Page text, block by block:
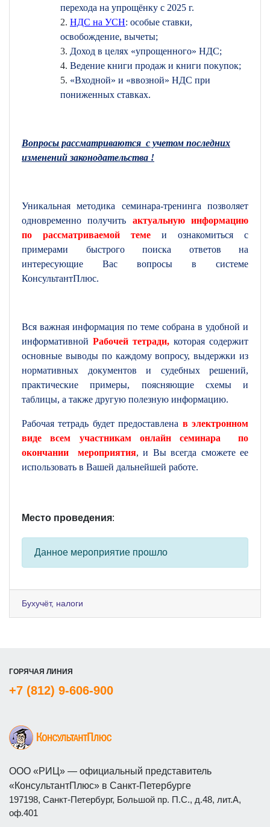
перехода на упрощёнку с 2025 г.
НДС на УСН: особые ставки,
освобождение, вычеты;
Доход в целях «упрощенного» НДС;
Ведение книги продаж и книги покупок;
«Входной» и «ввозной» НДС при
пониженных ставках.
Вопросы рассматриваются с учетом последних
изменений законодательства !
Уникальная методика семинара-тренинга позволяет
одновременно получить актуальную информацию
по рассматриваемой теме и ознакомиться с
примерами быстрого поиска ответов на
интересующие Вас вопросы в системе
КонсультантПлюс.
Вся важная информация по теме собрана в удобной и
информативной Рабочей тетради, которая содержит
основные выводы по каждому вопросу, выдержки из
нормативных документов и судебных решений,
практические примеры, поясняющие схемы и
таблицы, а также другую полезную информацию.
Рабочая тетрадь будет предоставлена в электронном
виде всем участникам онлайн семинара по
окончании мероприятия,и Вы всегда сможете ее
использовать в Вашей дальнейшей работе.
Место проведения:
Данное мероприятие прошло
Бухучёт, налоги
ГОРЯЧАЯ ЛИНИЯ
+7 (812) 9-606-900
ООО «РИЦ» — официальный представитель
«КонсультантПлюс» в Санкт-Петербурге
197198, Санкт-Петербург, Большой пр. П.С., д.48, лит.А,
оф.401